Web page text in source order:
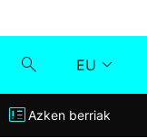
EU
Klisk
Azken berriak